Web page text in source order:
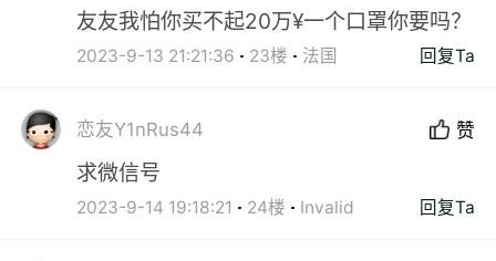
友友我怕你买不起20万¥一个口罩你要吗？
2023-9-13 21:21:36 23楼 法国 回复Ta
恋友Y1nRus44 赞
求微信号
2023-9-14 19:18:21 24楼 Invalid 回复Ta